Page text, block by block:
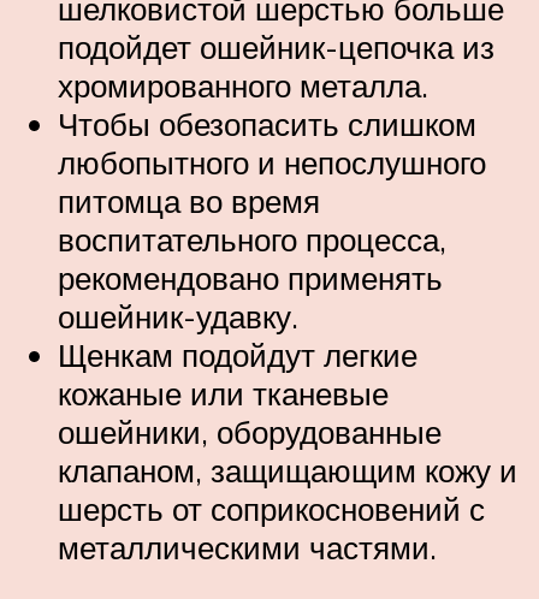
шелковистой шерстью больше
подойдет ошейник-цепочка из
хромированного металла.
Чтобы обезопасить слишком
любопытного и непослушного
питомца во время
воспитательного процесса,
рекомендовано применять
ошейник-удавку.
Щенкам подойдут легкие
кожаные или тканевые
ошейники, оборудованные
клапаном, защищающим кожу и
шерсть от соприкосновений с
металлическими частями.